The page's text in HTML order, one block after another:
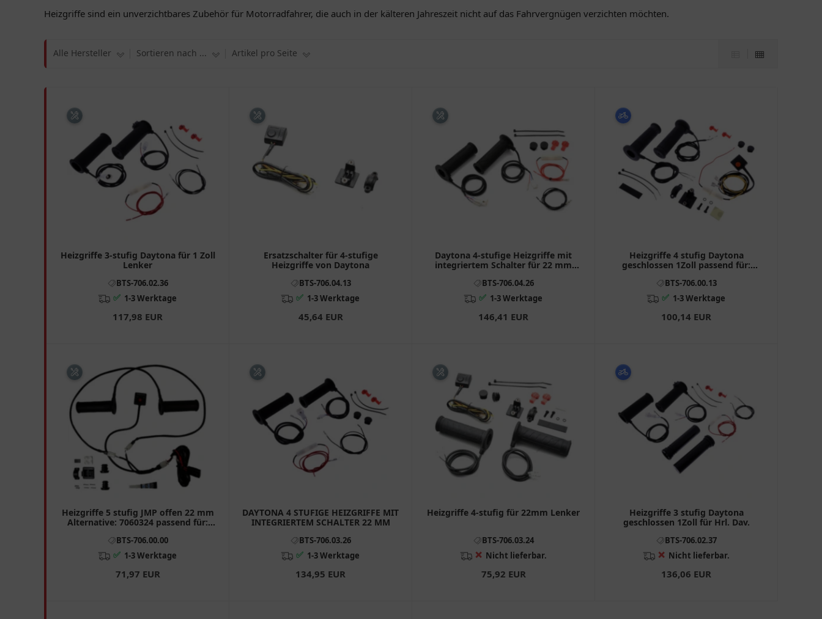
Heizgriffe sind ein unverzichtbares Zubehör für Motorradfahrer, die auch in der kälteren Jahreszeit nicht auf das Fahrvergnügen verzichten möchten.
Alle Hersteller Sortieren nach ... Artikel pro Seite
Heizgriffe 3-stufig Daytona für 1 Zoll
Lenker
BTS-706.02.36
✅ 1-3 Werktage
117,98 EUR
Ersatzschalter für 4-stufige
Heizgriffe von Daytona
BTS-706.04.13
✅ 1-3 Werktage
45,64 EUR
Daytona 4-stufige Heizgriffe mit
integriertem Schalter für 22 mm
BTS-706.04.26
✅ 1-3 Werktage
146,41 EUR
Heizgriffe 4 stufig Daytona
geschlossen 1Zoll passend für:
Thunderbird
BTS-706.00.13
✅ 1-3 Werktage
100,14 EUR
Heizgriffe 5 stufig JMP offen 22 mm
Alternative: 7060324 passend für:
BTS-706.00.00
✅ 1-3 Werktage
71,97 EUR
DAYTONA 4 STUFIGE HEIZGRIFFE MIT
INTEGRIERTEM SCHALTER 22 MM
BTS-706.03.26
✅ 1-3 Werktage
134,95 EUR
Heizgriffe 4-stufig für 22mm Lenker
BTS-706.03.24
❌ Nicht lieferbar.
75,92 EUR
Heizgriffe 3 stufig Daytona
geschlossen 1Zoll für Hrl. Dav.
BTS-706.02.37
❌ Nicht lieferbar.
136,06 EUR